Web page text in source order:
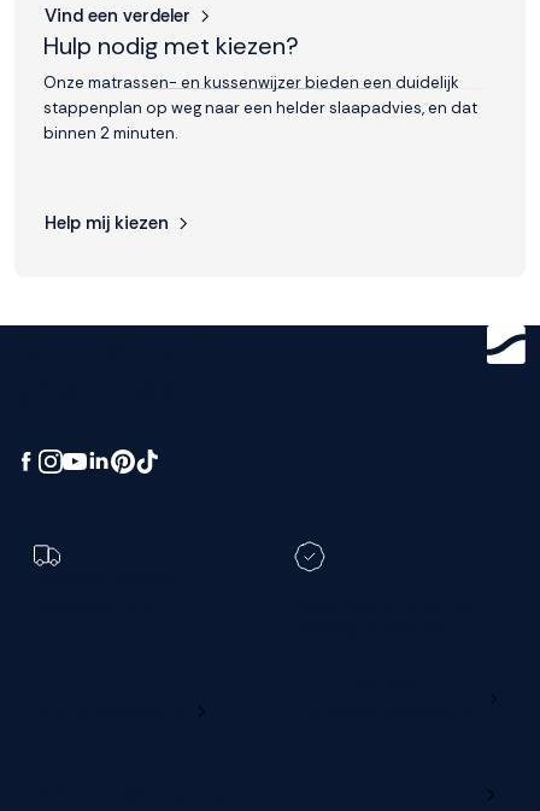
Vind een verdeler
Hulp nodig met kiezen?
Onze matrassen- en kussenwijzer bieden een duidelijk
stappenplan op weg naar een helder slaapadvies, en dat
binnen 2 minuten.
Help mij kiezen